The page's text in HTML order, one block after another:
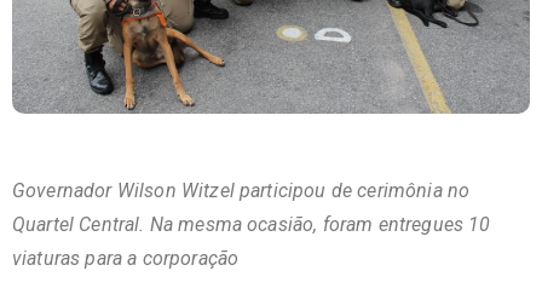
Governador Wilson Witzel participou de cerimônia no
Quartel Central. Na mesma ocasião, foram entregues 10
viaturas para a corporação